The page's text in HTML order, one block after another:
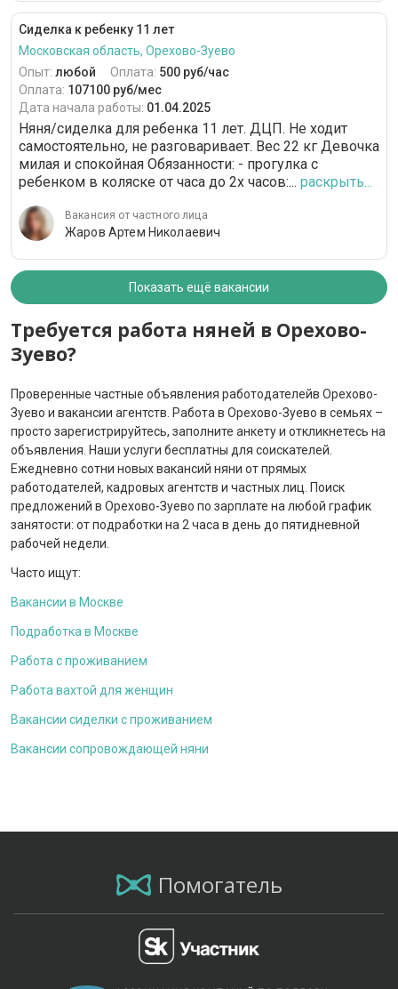
Сиделка к ребенку 11 лет
Московская область, Орехово-Зуево
Опыт: любой Оплата: 500 руб/час
Оплата: 107100 руб/мес
Дата начала работы: 01.04.2025
Няня/сиделка для ребенка 11 лет. ДЦП. Не ходит
самостоятельно, не разговаривает. Вес 22 кг Девочка
милая и спокойная Обязанности: - прогулка с
ребенком в коляске от часа до 2х часов:... раскрыть...
Вакансия от частного лица
Жаров Артем Николаевич
Показать ещё вакансии
Требуется работа няней в Орехово-
Зуево?
Проверенные частные объявления работодателейв Орехово-
Зуево и вакансии агентств. Работа в Орехово-Зуево в семьях –
просто зарегистрируйтесь, заполните анкету и откликнетесь на
объявления. Наши услуги бесплатны для соискателей.
Ежедневно сотни новых вакансий няни от прямых
работодателей, кадровых агентств и частных лиц. Поиск
предложений в Орехово-Зуево по зарплате на любой график
занятости: от подработки на 2 часа в день до пятидневной
рабочей недели.
Часто ищут:
Вакансии в Москве
Подработка в Москве
Работа с проживанием
Работа вахтой для женщин
Вакансии сиделки с проживанием
Вакансии сопровождающей няни
Помогатель